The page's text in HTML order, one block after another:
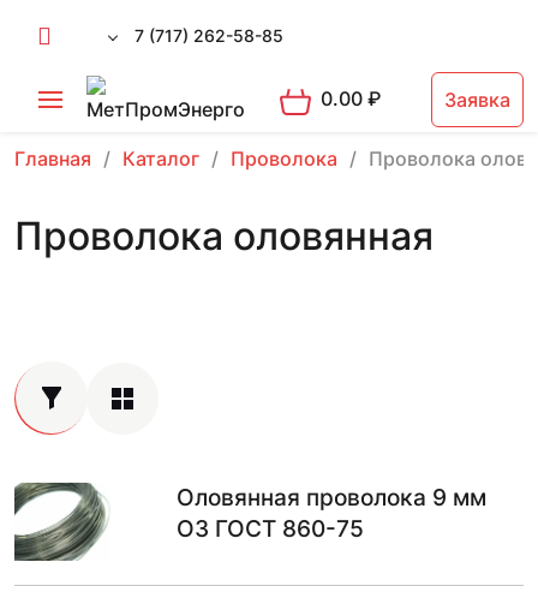
7 (717) 262-58-85
0.00₽ Заявка
Главная Каталог Проволока Проволока
Проволока оловянная
Оловянная проволока 9 мм
О3 ГОСТ 860-75